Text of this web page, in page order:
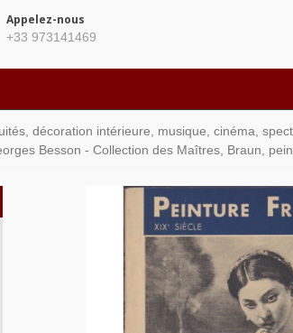
Appelez-nous
+33 973141469
décoration intérieure, musique, cinéma,
Besson - Collection des Maîtres, Braun,